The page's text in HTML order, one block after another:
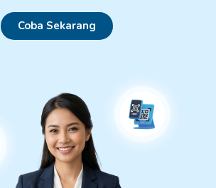
Coba Sekarang